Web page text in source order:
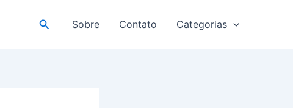
Pesquisar
Sobre Contato Categorias